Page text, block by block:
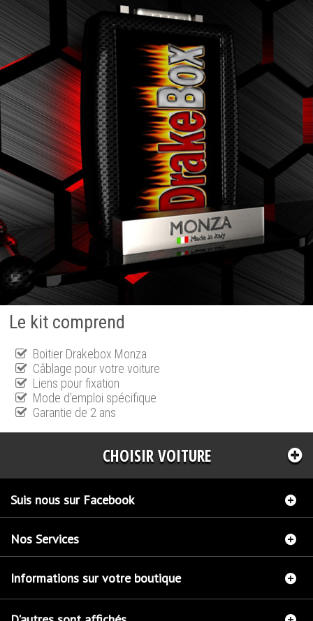
Le kit comprend
Boitier Drakebox Monza
Câblage pour votre voiture
Liens pour fixation
Mode d'emploi spécifique
Garantie de 2 ans
CHOISIR VOITURE
Suis nous sur Facebook
Nos Services
Informations sur votre boutique